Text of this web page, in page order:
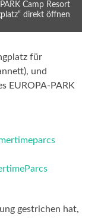
Camp Resort
direkt öffnen
für
und
EUROPA-PARK
gestrichen hat,